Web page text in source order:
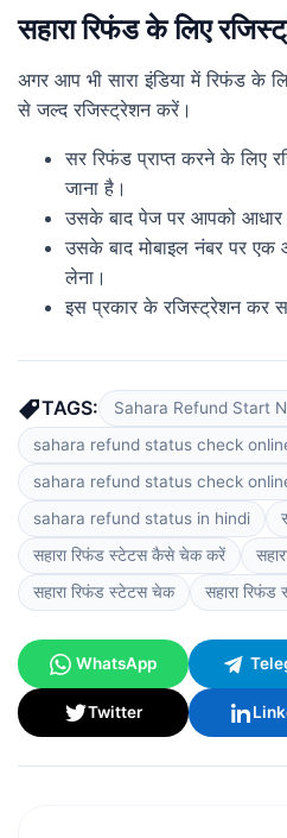
सहारा रिफंड के लिए
अगर आप भी सारा इंडिया में रिफंड के
से जल्द रजिस्ट्रेशन करें।
सर रिफंड प्राप्त करने के लिए
जाना है।
उसके बाद पेज पर आपको आधार
उसके बाद मोबाइल नंबर पर
लेना।
इस प्रकार के रजिस्ट्रेशन कर
TAGS: Sahara Refund Start
sahara refund status check
sahara refund status check
sahara refund status in hindi
सहारा रिफंड स्टेटस कैसे चेक करें
सहारा रिफंड स्टेटस चेक
सहारा
WhatsApp
Twitter